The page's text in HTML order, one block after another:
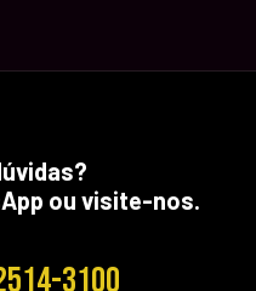
ou visite-nos.
3100